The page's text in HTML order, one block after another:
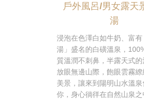
戶外風呂/男女露天
湯
浸泡在色澤白如牛奶、富有
湯」盛名的白磺溫泉，
質溫潤不刺鼻，半露天式
放眼無邊山際，飽眼雲霧繚
美景，讓來到陽明山水溫泉
你，身心徜徉在自然山泉之